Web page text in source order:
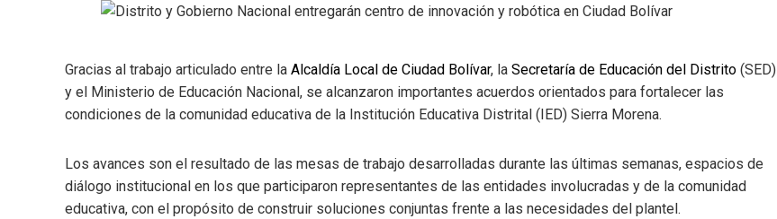
Gracias al trabajo articulado entre la Alcaldía Local de Ciudad Bolívar, la Secretaría de Educación del Distrito (SED)
y el Ministerio de Educación Nacional, se alcanzaron importantes acuerdos orientados para fortalecer las
condiciones de la comunidad educativa de la Institución Educativa Distrital (IED) Sierra Morena.
Los avances son el resultado de las mesas de trabajo desarrolladas durante las últimas semanas, espacios de
diálogo institucional en los que participaron representantes de las entidades involucradas y de la comunidad
educativa, con el propósito de construir soluciones conjuntas frente a las necesidades del plantel.